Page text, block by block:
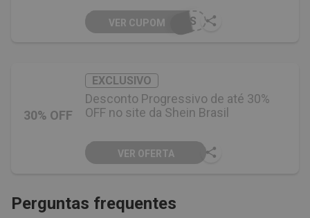
DES
VER CUPOM
30% OFF
EXCLUSIVO
Desconto Progressivo de até 30%
OFF no site da Shein Brasil
VER OFERTA
Perguntas frequentes